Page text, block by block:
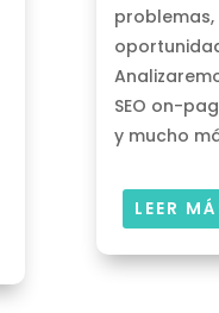
SEO on-
y mucho
LEER